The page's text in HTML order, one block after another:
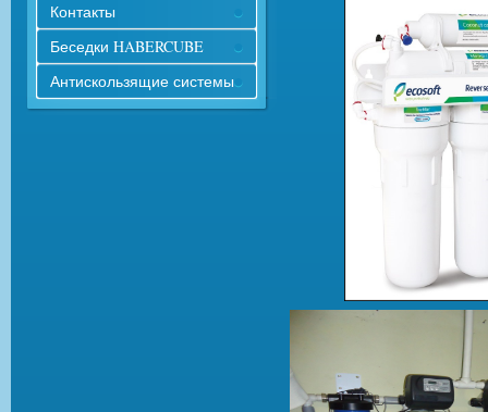
Контакты
Беседки HABERCUBE
Антискользящие системы